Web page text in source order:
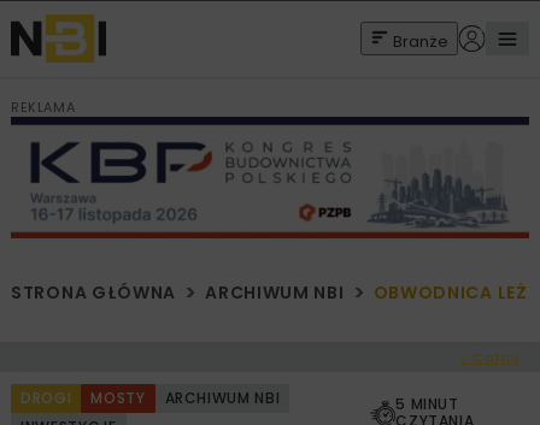
Branże
REKLAMA
STRONA GŁÓWNA ARCHIWUM NBI OBWODNICA
< Cofnij
DROGI MOSTY
ARCHIWUM NBI
5 MINUT